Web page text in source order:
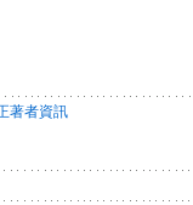
著者資訊